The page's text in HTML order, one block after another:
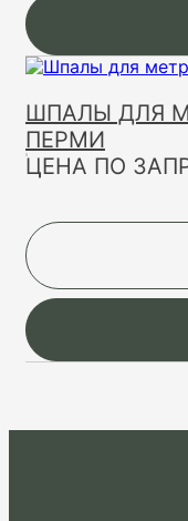
ШПАЛЫ ДЛЯ
ПЕРМИ
ЦЕНА ПО